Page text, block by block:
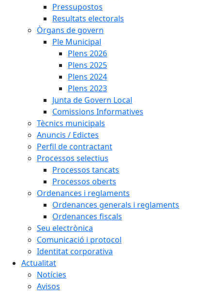
Pressupostos
Resultats electorals
Òrgans de govern
Ple Municipal
Plens 2026
Plens 2025
Plens 2024
Plens 2023
Junta de Govern Local
Comissions Informatives
Tècnics municipals
Anuncis / Edictes
Perfil de contractant
Processos selectius
Processos tancats
Processos oberts
Ordenances i reglaments
Ordenances generals i reglaments
Ordenances fiscals
Seu electrònica
Comunicació i protocol
Identitat corporativa
Actualitat
Notícies
Avisos